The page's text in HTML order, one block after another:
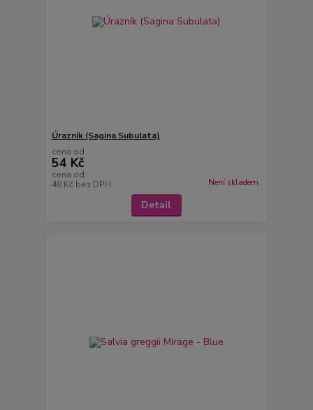
Úrazník (Sagina Subulata)
cena od
54 Kč
cena od
48 Kč bez DPH Není skladem
Detail